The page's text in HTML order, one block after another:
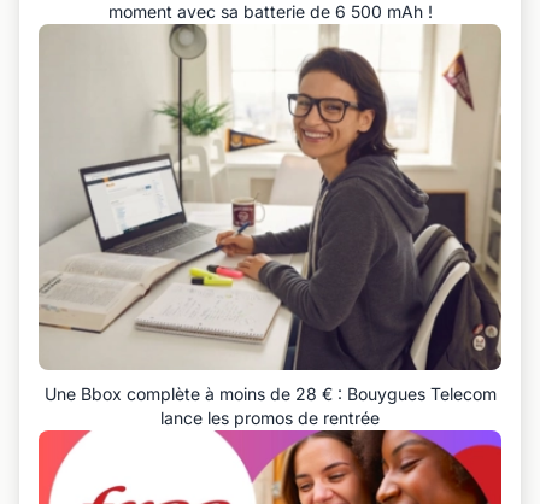
moment avec sa batterie de 6 500 mAh !
Une Bbox complète à moins de 28 € : Bouygues Telecom
lance les promos de rentrée